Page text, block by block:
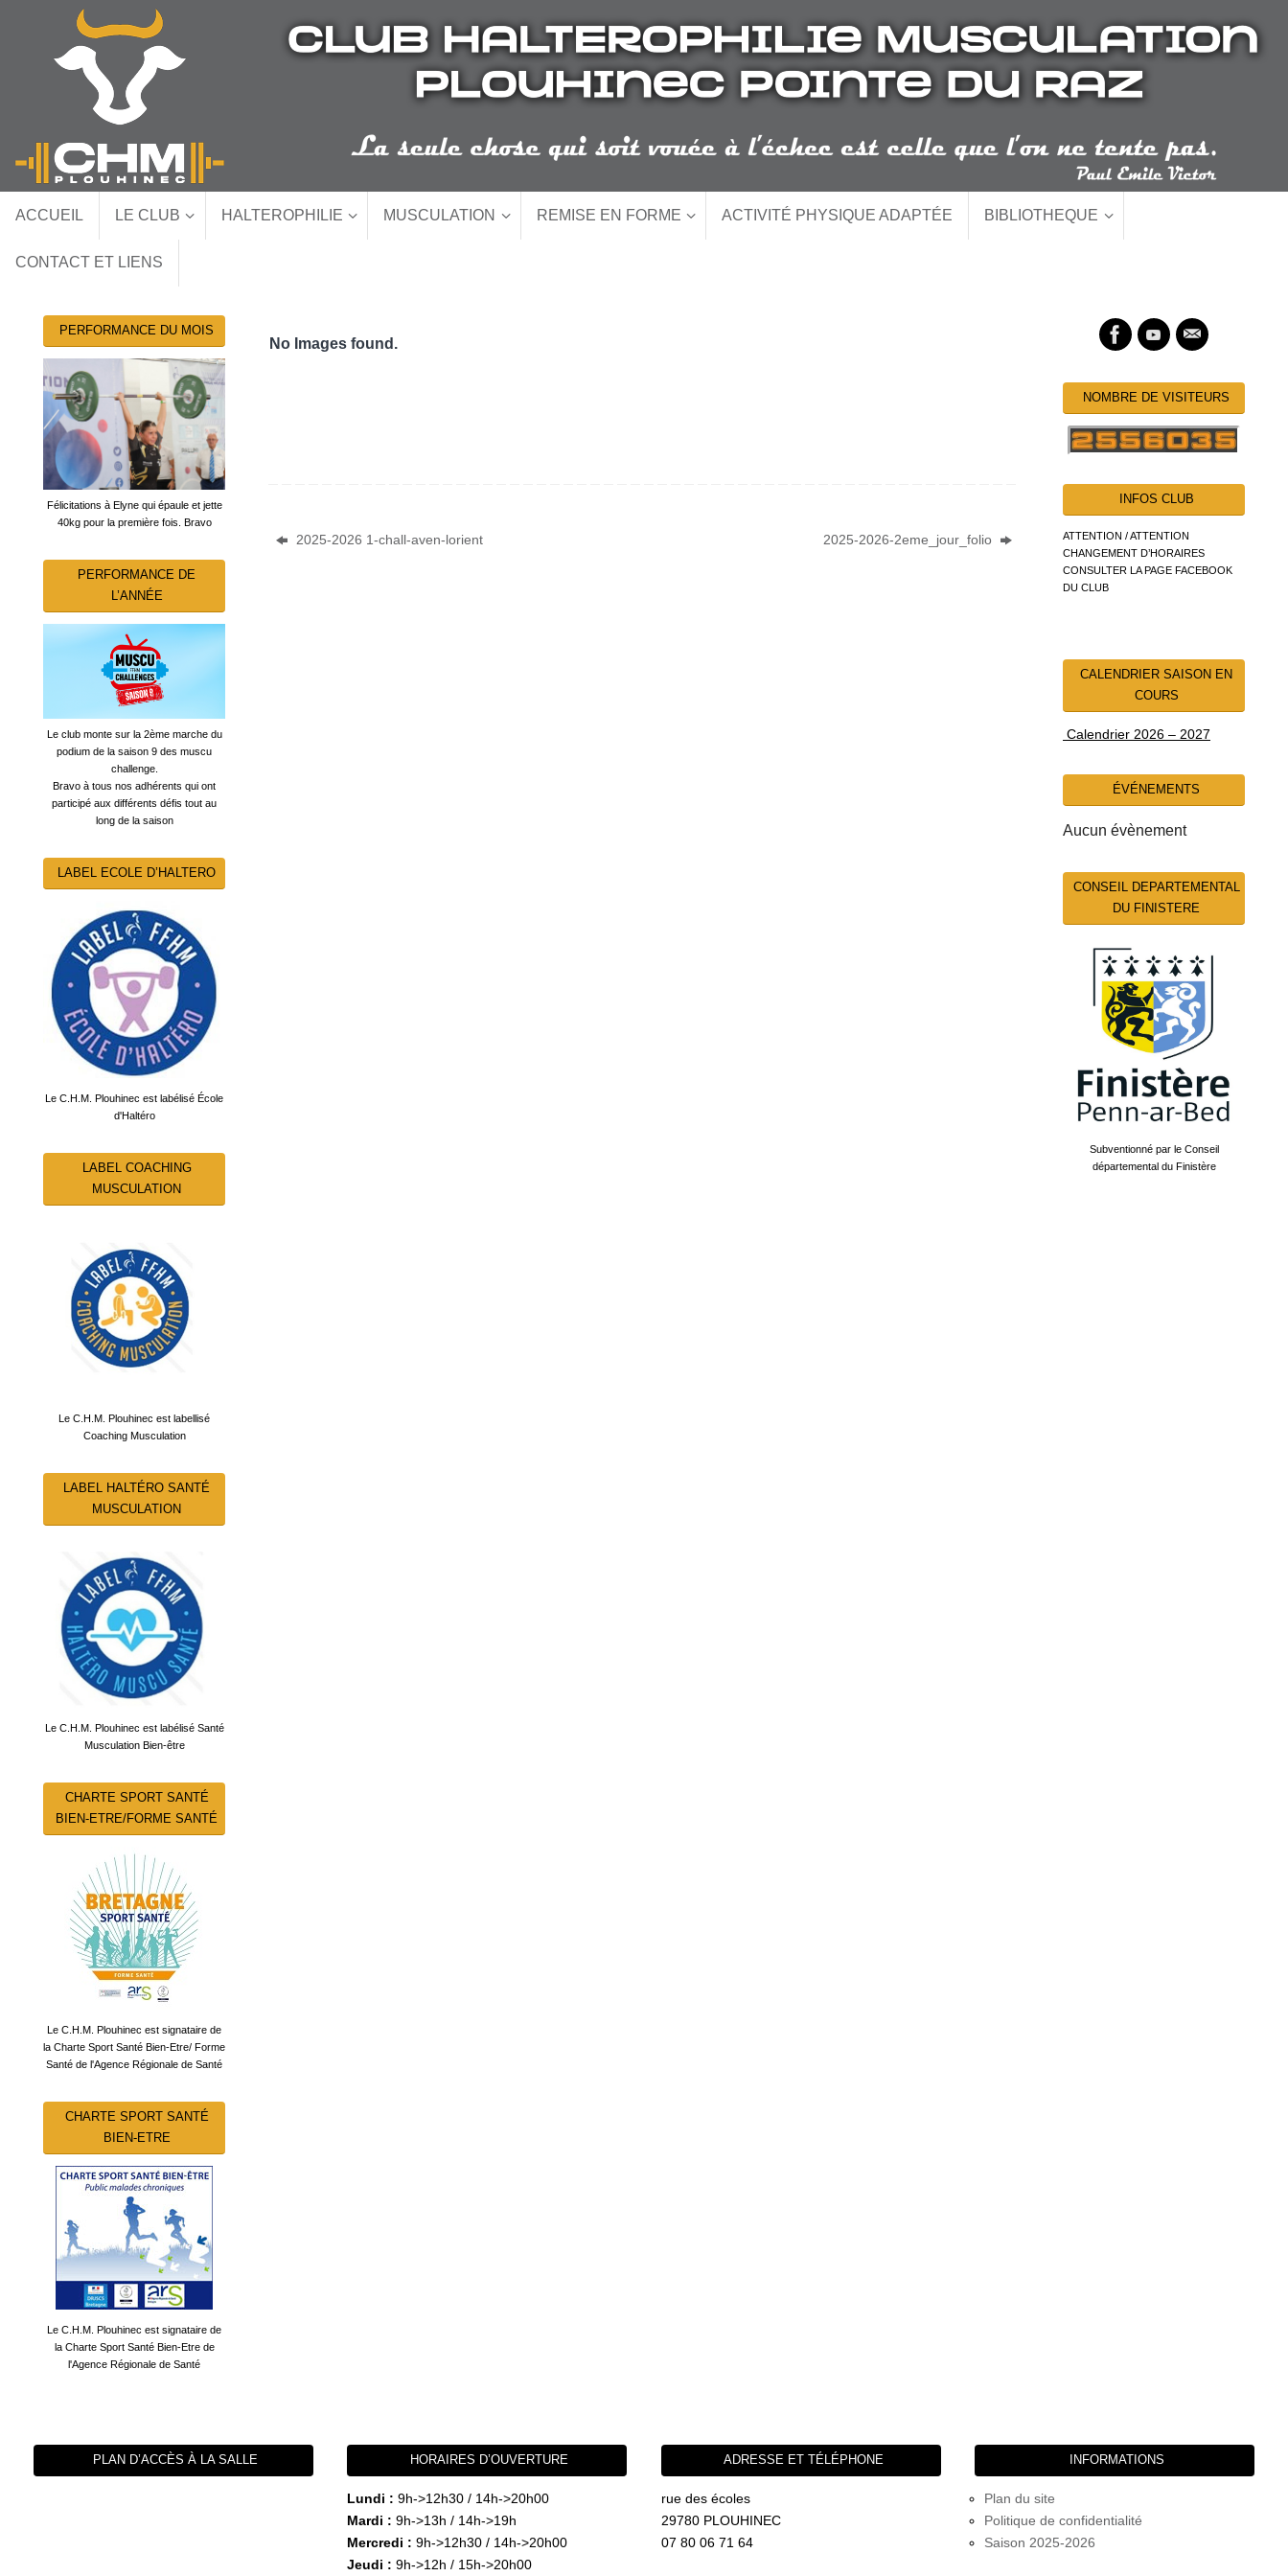
ACCUEIL LE CLUB HALTEROPHILIE MUSCULATION REMISE EN FORME ACTIVITÉ PHYSIQUE ADAPTÉE BIBLIOTHEQUE
CONTACT ET LIENS
No Images found.
2025-2026 1-chall-aven-lorient 2025-2026-2eme_jour_folio
PERFORMANCE DU MOIS
Félicitations à Elyne qui épaule et jette
40kg pour la première fois. Bravo
PERFORMANCE DE
L’ANNÉE
Le club monte sur la 2ème marche du
podium de la saison 9 des muscu
challenge.
Bravo à tous nos adhérents qui ont
participé aux différents défis tout au
long de la saison
LABEL ECOLE D’HALTERO
Le C.H.M. Plouhinec est labélisé École
d'Haltéro
LABEL COACHING
MUSCULATION
Le C.H.M. Plouhinec est labellisé
Coaching Musculation
LABEL HALTÉRO SANTÉ
MUSCULATION
Le C.H.M. Plouhinec est labélisé Santé
Musculation Bien-être
CHARTE SPORT SANTÉ
BIEN-ETRE/FORME SANTÉ
Le C.H.M. Plouhinec est signataire de
la Charte Sport Santé Bien-Etre/ Forme
Santé de l'Agence Régionale de Santé
CHARTE SPORT SANTÉ
BIEN-ETRE
Le C.H.M. Plouhinec est signataire de
la Charte Sport Santé Bien-Etre de
l'Agence Régionale de Santé
NOMBRE DE VISITEURS
INFOS CLUB
ATTENTION / ATTENTION
CHANGEMENT D’HORAIRES
CONSULTER LA PAGE FACEBOOK
DU CLUB
CALENDRIER SAISON EN
COURS
Calendrier 2026 – 2027
ÉVÉNEMENTS
Aucun évènement
CONSEIL DEPARTEMENTAL
DU FINISTERE
Subventionné par le Conseil
départemental du Finistère
PLAN D’ACCÈS À LA SALLE HORAIRES D’OUVERTURE
Lundi : 9h->12h30 / 14h->20h00
Mardi : 9h->13h / 14h->19h
Mercredi : 9h->12h30 / 14h->20h00
Jeudi : 9h->12h / 15h->20h00
ADRESSE ET TÉLÉPHONE
rue des écoles
29780 PLOUHINEC
07 80 06 71 64
INFORMATIONS
Plan du site
Politique de confidentialité
Saison 2025-2026